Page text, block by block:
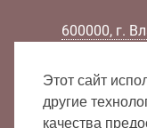
600000, г.
Этот сайт
другие
качества